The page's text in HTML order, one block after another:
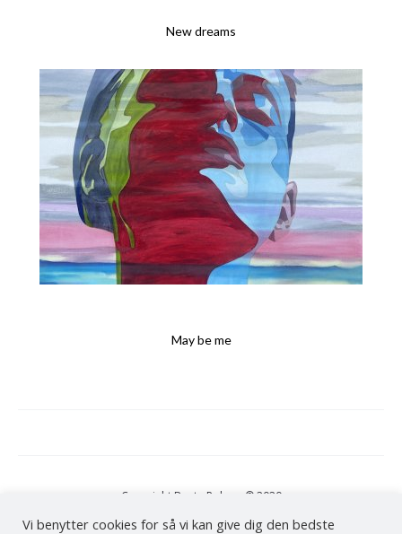
New dreams
May be me
Copyright Bente Polano © 2020
Vi benytter cookies for så vi kan give dig den bedste